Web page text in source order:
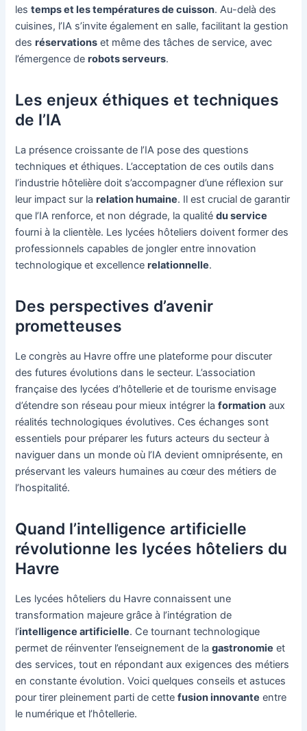
lestemps et les températures de cuisson. Au-delà des
cuisines, l’IA s’invite également en salle, facilitant la gestion
desréservations et même des tâches de service, avec
l’émergence derobots serveurs.
Les enjeux éthiques et techniques
de l’IA
La présence croissante de l’IA pose des questions
techniques et éthiques. L’acceptation de ces outils dans
l’industrie hôtelière doit s’accompagner d’une réflexion sur
leur impact sur larelation humaine. Il est crucial de garantir
que l’IA renforce, et non dégrade, la qualitédu service
fourni à la clientèle. Les lycées hôteliers doivent former des
professionnels capables de jongler entre innovation
technologique et excellencerelationnelle.
Des perspectives d’avenir
prometteuses
Le congrès au Havre offre une plateforme pour discuter
des futures évolutions dans le secteur. L’association
française des lycées d’hôtellerie et de tourisme envisage
d’étendre son réseau pour mieux intégrer laformation aux
réalités technologiques évolutives. Ces échanges sont
essentiels pour préparer les futurs acteurs du secteur à
naviguer dans un monde où l’IA devient omniprésente, en
préservant les valeurs humaines au cœur des métiers de
l’hospitalité.
Quand l’intelligence artificielle
révolutionne les lycées hôteliers du
Havre
Les lycées hôteliers du Havre connaissent une
transformation majeure grâce à l’intégration de
l’intelligence artificielle. Ce tournant technologique
permet de réinventer l’enseignement de lagastronomie et
des services, tout en répondant aux exigences des métiers
en constante évolution. Voici quelques conseils et astuces
pour tirer pleinement parti de cettefusion innovante entre
le numérique et l’hôtellerie.